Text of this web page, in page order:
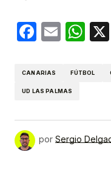
Email
CANARIAS FÚTBOL
UD LAS PALMAS
por Sergio